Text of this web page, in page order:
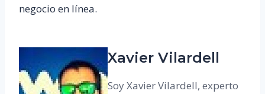
negocio en línea.
Xavier Vilardell
Soy Xavier Vilardell, experto